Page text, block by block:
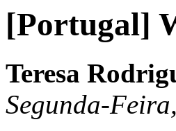
[Portugal]
Teresa
Segunda-